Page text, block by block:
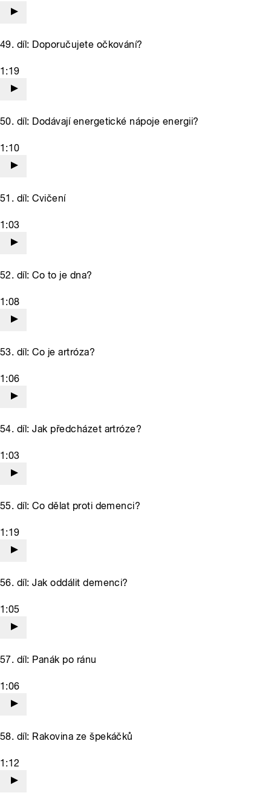
49. díl: Doporučujete očkování?
1:19
50. díl: Dodávají energetické nápoje energii?
1:10
51. díl: Cvičení
1:03
52. díl: Co to je dna?
1:08
53. díl: Co je artróza?
1:06
54. díl: Jak předcházet artróze?
1:03
55. díl: Co dělat proti demenci?
1:19
56. díl: Jak oddálit demenci?
1:05
57. díl: Panák po ránu
1:06
58. díl: Rakovina ze špekáčků
1:12